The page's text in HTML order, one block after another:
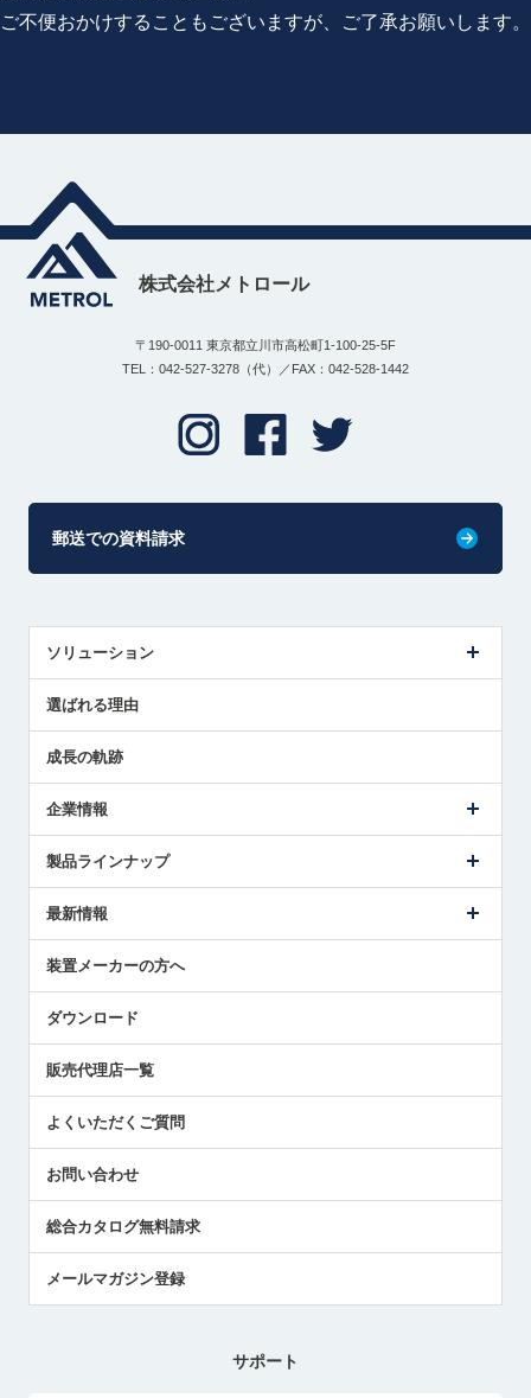
ご不便おかけすることもございますが、ご了承お願いします。
株式会社メトロール
〒190-0011 東京都立川市高松町1-100-25-5F
TEL：042-527-3278（代）／FAX：042-528-1442
郵送での資料請求
ソリューション
解決策提案
選ばれる理由
成長の軌跡
企業情報
ごあいさつ
受賞履歴
採用情報
国/地域/言語
製品ラインナップ
ツールセッタ製品
エアマイクロセンサ製品
最新情報
メトロールの技術
社員ブログ
中小企業のBCP地震対策
センサのテクニカルガイド
社長ブログ
装置メーカーの方へ
ダウンロード
販売代理店一覧
よくいただくご質問
お問い合わせ
総合カタログ無料請求
メールマガジン登録
サポート